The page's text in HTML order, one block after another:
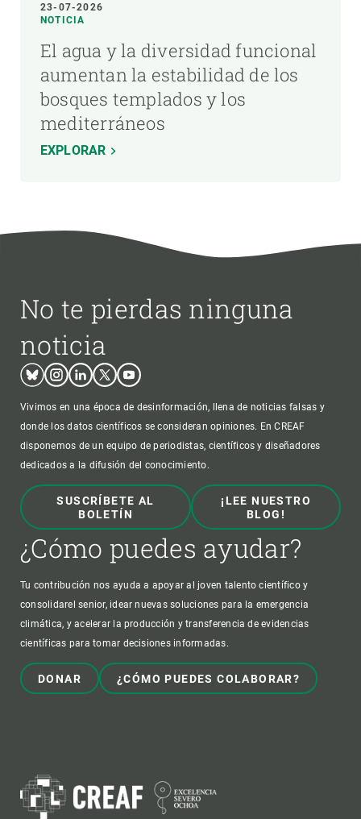
23-07-2026
NOTICIA
El agua y la diversidad funcional
aumentan la estabilidad de los
bosques templados y los
mediterráneos
EXPLORAR
No te pierdas ninguna
noticia
BlueskyInstagram
LinkedinTwitterYoutube
Vivimos en una época de desinformación, llena de noticias falsas y
donde los datos científicos se consideran opiniones. En CREAF
disponemos de un equipo de periodistas, científicos y diseñadores
dedicados a la difusión del conocimiento.
SUSCRÍBETE AL
BOLETÍN
¡LEE NUESTRO
BLOG!
¿Cómo puedes ayudar?
Tu contribución nos ayuda a apoyar al joven talento científico y
consolidarel senior, idear nuevas soluciones para la emergencia
climática, y acelerar la producción y transferencia de evidencias
científicas para tomar decisiones informadas.
DONAR ¿CÓMO PUEDES COLABORAR?